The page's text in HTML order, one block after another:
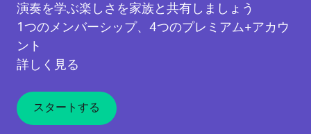
演奏を学ぶ楽しさを家族と共有しましょう
1つのメンバーシップ、4つのプレミアム+アカウ
ント
詳しく見る
スタートする